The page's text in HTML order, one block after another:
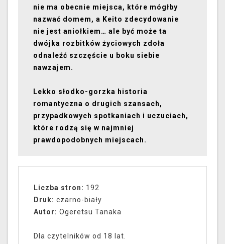
nie ma obecnie miejsca, które mógłby
nazwać domem, a Keito zdecydowanie
nie jest aniołkiem… ale być może ta
dwójka rozbitków życiowych zdoła
odnaleźć szczęście u boku siebie
nawzajem.
Lekko słodko-gorzka historia
romantyczna o drugich szansach,
przypadkowych spotkaniach i uczuciach,
które rodzą się w najmniej
prawdopodobnych miejscach.
Liczba stron: 192
Druk: czarno-biały
Autor: Ogeretsu Tanaka
Dla czytelników od 18 lat.